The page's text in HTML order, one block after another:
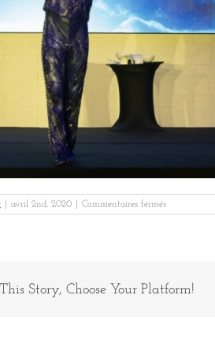
avril 2nd, 2020 Commentaires ferméssur
HEXAOM
Story, Choose Your Platform!